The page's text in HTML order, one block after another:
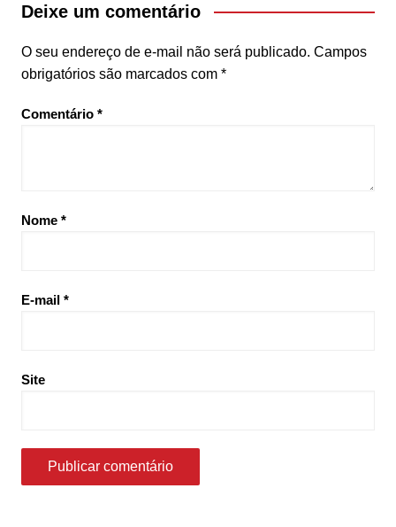
Deixe um comentário
O seu endereço de e-mail não será publicado. Campos
obrigatórios são marcados com *
Comentário *
Nome *
E-mail *
Site